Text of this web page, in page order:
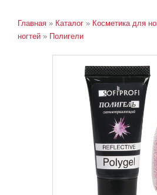
Главная » Каталог » Косметика для
ногтей » Полигели